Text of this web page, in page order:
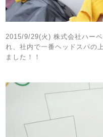
2015/9/29(火) 株式会社ハー
れ、社内で一番ヘッドスパの
ました！！